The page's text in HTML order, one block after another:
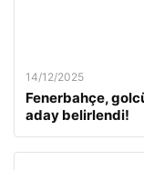
14/12/2025
Fenerbahçe,
aday belirlendi!